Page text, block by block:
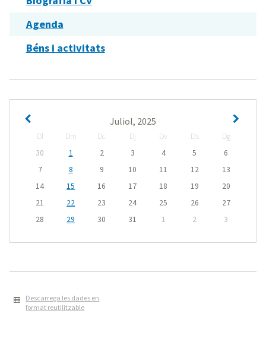
Agenda
Béns i activitats
Juliol, 2025
Dl Dm Dc Dj Dv Ds
Dg
30
1 2 3 4 5
6
7
8 9 10 11 12
13
14
15 16 17 18 19
20
21
22 23 24 25 26
27
28
29 30 31 1 2 3
Descarrega les dades en
format reutilitzable